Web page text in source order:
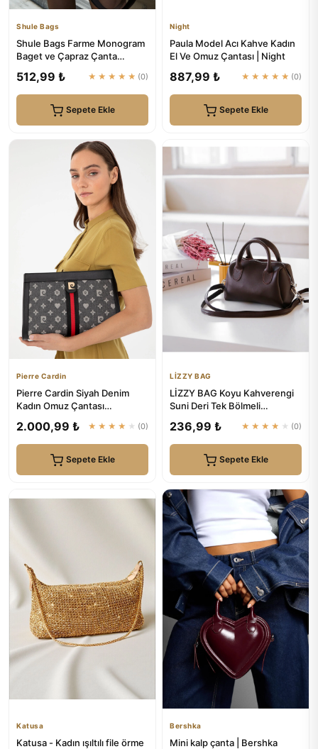
Shule Bags
Shule Bags Farme Monogram
Baget ve Çapraz Çanta
512,99 ₺ ★★★★★ (0)
Sepete Ekle
Night
Paula Model Acı Kahve Kadın
El Ve Omuz Çantası | Night
887,99 ₺ ★★★★★ (0)
Sepete Ekle
Pierre Cardin
Pierre Cardin Siyah Denim
Kadın Omuz Çantası
2.000,99 ₺ ★★★★★ (0)
Sepete Ekle
LİZZY BAG
LİZZY BAG Koyu Kahverengi
Suni Deri Tek Bölmeli
236,99 ₺ ★★★★★ (0)
Sepete Ekle
Katusa
Katusa - Kadın ışıltılı file örme
Bershka
Mini kalp çanta | Bershka